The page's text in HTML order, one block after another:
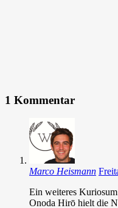
1 Kommentar
Marco Heismann
Ein weiteres
Onoda Hirō hielt die